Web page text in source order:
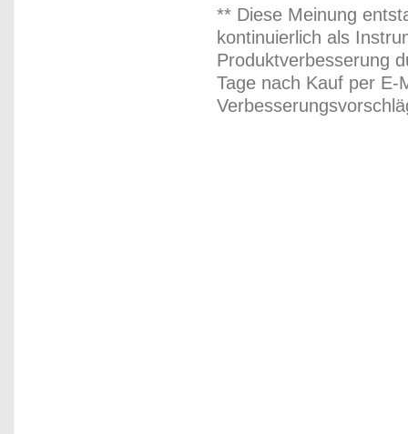
** Diese Meinung
kontinuierlich als
Produktverbesserung
Tage nach Kauf per E-